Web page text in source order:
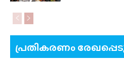
പ്രതികരണം